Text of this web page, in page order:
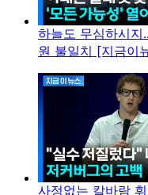
하늘도 무심하시
원 불일치 [지금이
사정없는 칼바람